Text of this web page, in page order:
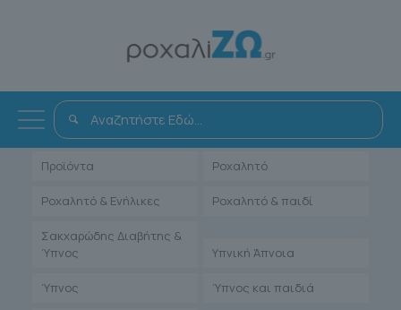
Αντιμετώπιση
Άρθρα Γιατρών Ενηλίκων
Μαρτυρίες Ιατρών
Προϊόντα Ροχαλητό
Ροχαλητό & Ενήλικες Ροχαλητό & παιδί
Σακχαρώδης Διαβήτης &
Ύπνος
Υπνική Άπνοια
Ύπνος Ύπνος και παιδιά